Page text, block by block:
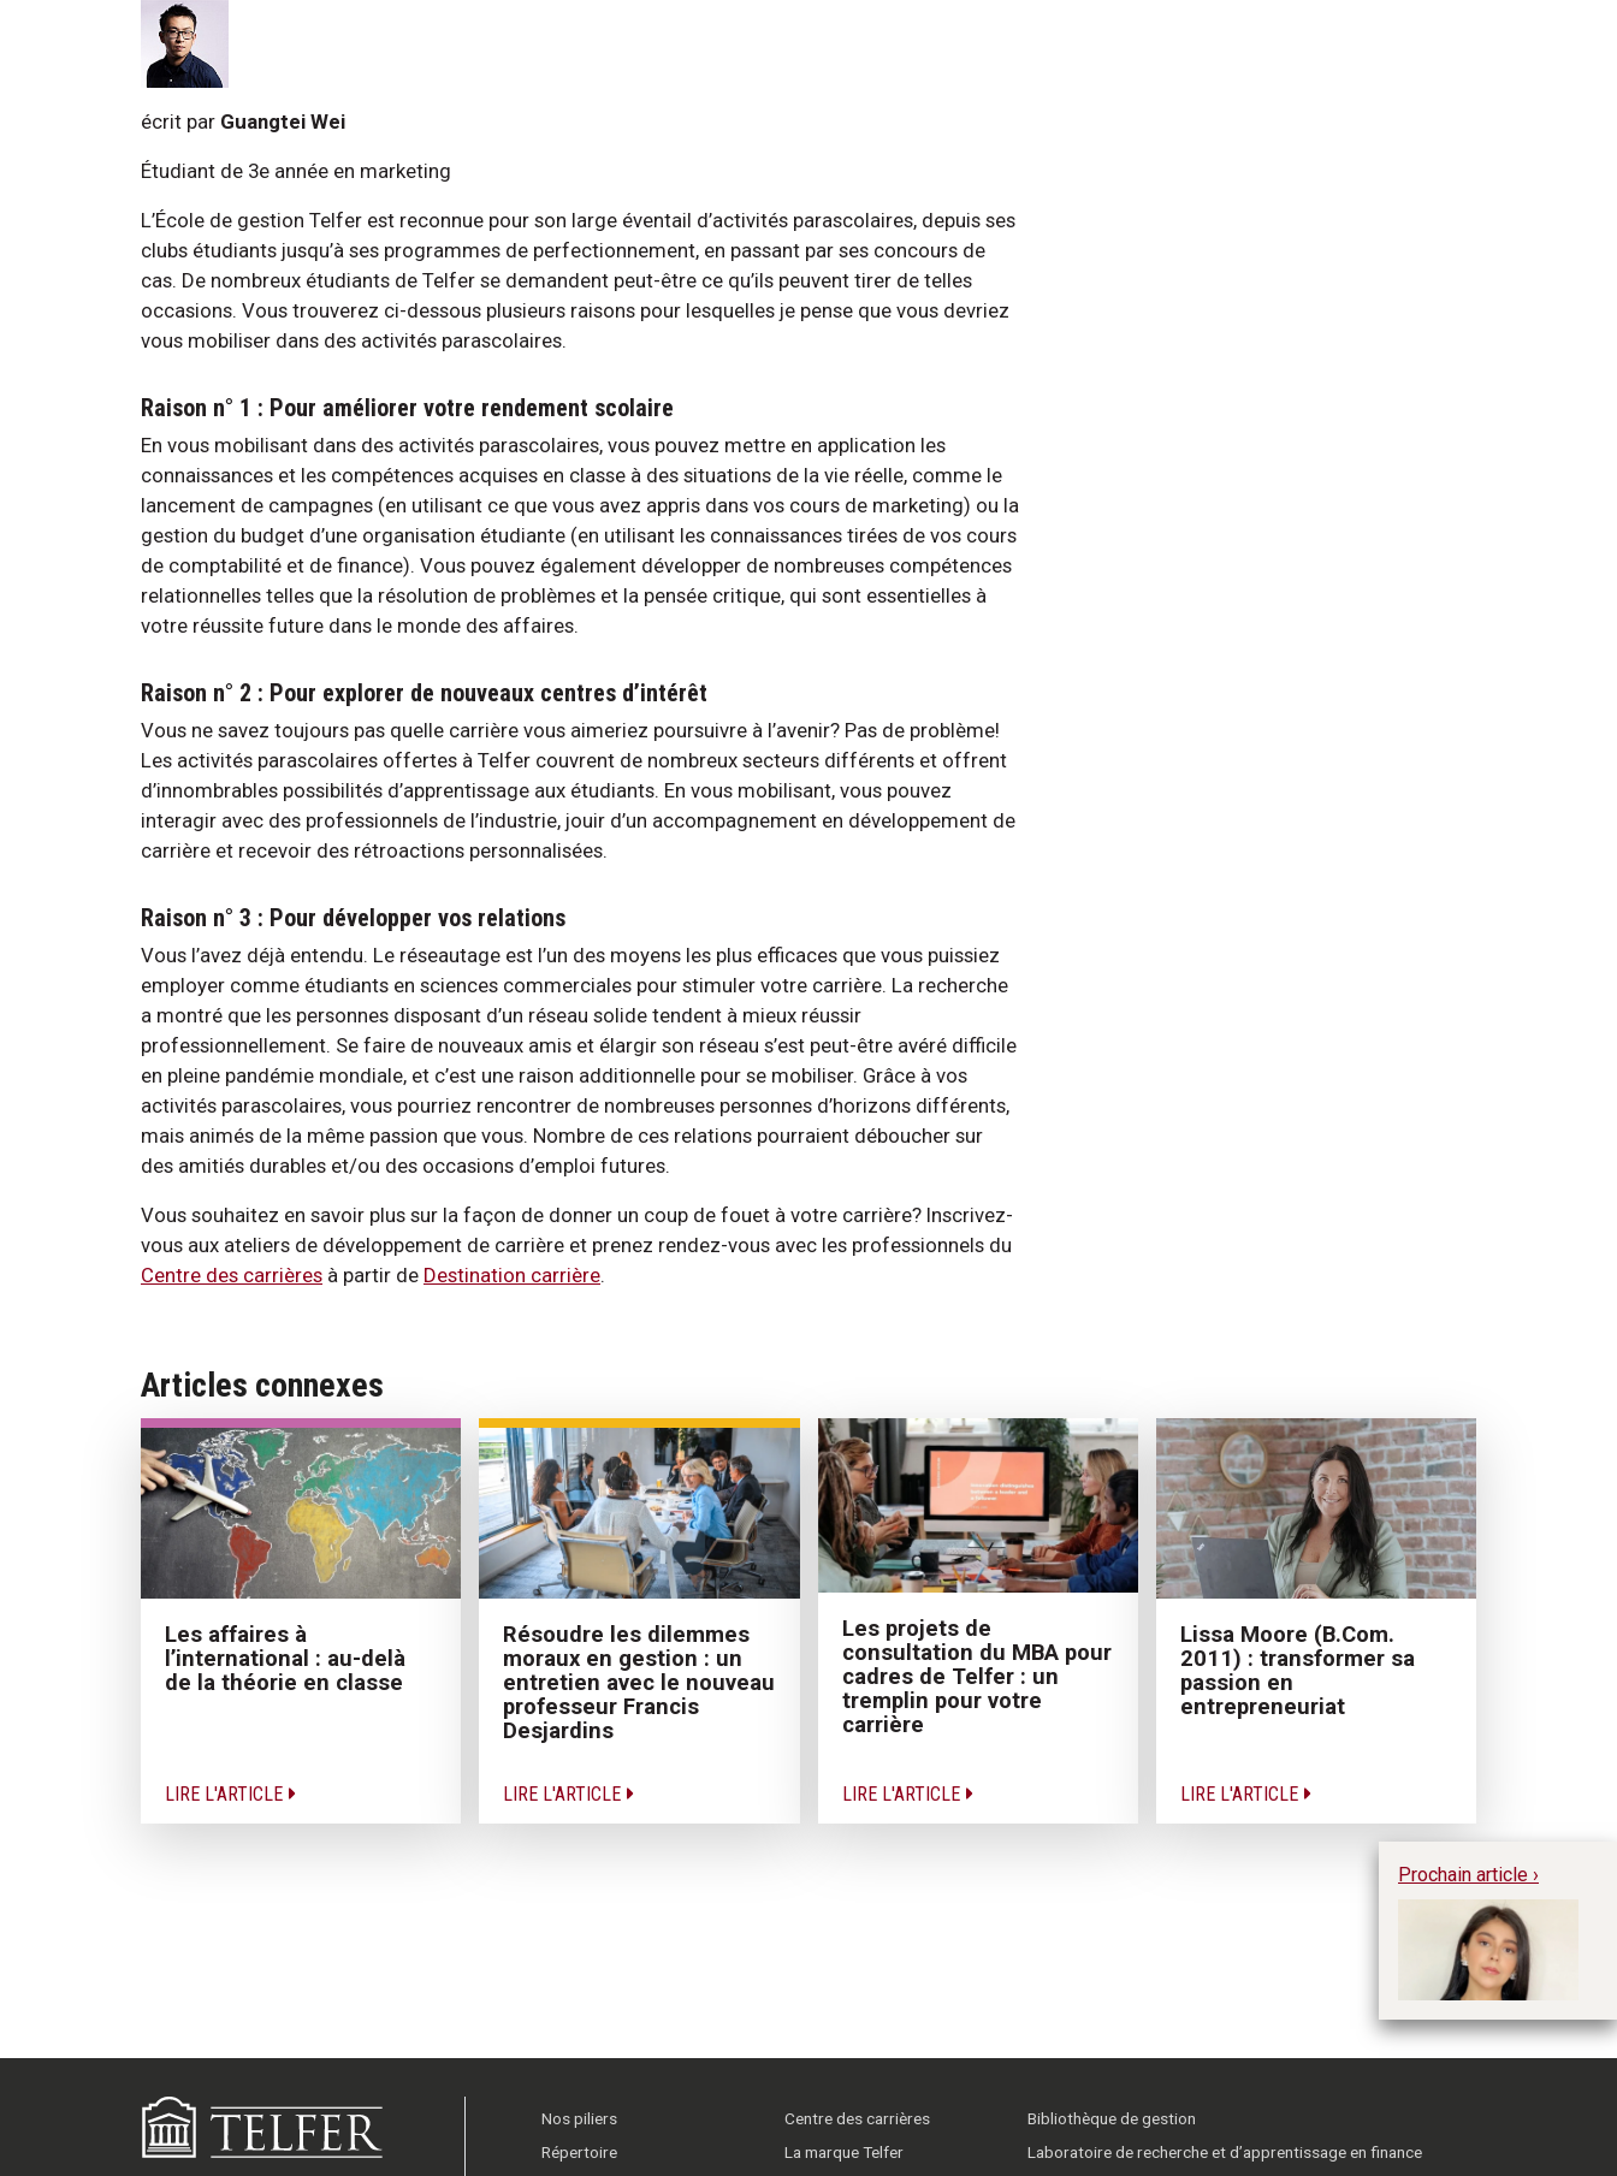
écrit par Guangtei Wei
Étudiant de 3e année en marketing
L’École de gestion Telfer est reconnue pour son large éventail d’activités parascolaires, depuis ses
clubs étudiants jusqu’à ses programmes de perfectionnement, en passant par ses concours de
cas. De nombreux étudiants de Telfer se demandent peut-être ce qu’ils peuvent tirer de telles
occasions. Vous trouverez ci-dessous plusieurs raisons pour lesquelles je pense que vous devriez
vous mobiliser dans des activités parascolaires.
Raison n° 1 : Pour améliorer votre rendement scolaire
En vous mobilisant dans des activités parascolaires, vous pouvez mettre en application les
connaissances et les compétences acquises en classe à des situations de la vie réelle, comme le
lancement de campagnes (en utilisant ce que vous avez appris dans vos cours de marketing) ou la
gestion du budget d’une organisation étudiante (en utilisant les connaissances tirées de vos cours
de comptabilité et de finance). Vous pouvez également développer de nombreuses compétences
relationnelles telles que la résolution de problèmes et la pensée critique, qui sont essentielles à
votre réussite future dans le monde des affaires.
Raison n° 2 : Pour explorer de nouveaux centres d’intérêt
Vous ne savez toujours pas quelle carrière vous aimeriez poursuivre à l’avenir? Pas de problème!
Les activités parascolaires offertes à Telfer couvrent de nombreux secteurs différents et offrent
d’innombrables possibilités d’apprentissage aux étudiants. En vous mobilisant, vous pouvez
interagir avec des professionnels de l’industrie, jouir d’un accompagnement en développement de
carrière et recevoir des rétroactions personnalisées.
Raison n° 3 : Pour développer vos relations
Vous l’avez déjà entendu. Le réseautage est l’un des moyens les plus efficaces que vous puissiez
employer comme étudiants en sciences commerciales pour stimuler votre carrière. La recherche
a montré que les personnes disposant d’un réseau solide tendent à mieux réussir
professionnellement. Se faire de nouveaux amis et élargir son réseau s’est peut-être avéré difficile
en pleine pandémie mondiale, et c’est une raison additionnelle pour se mobiliser. Grâce à vos
activités parascolaires, vous pourriez rencontrer de nombreuses personnes d’horizons différents,
mais animés de la même passion que vous. Nombre de ces relations pourraient déboucher sur
des amitiés durables et/ou des occasions d’emploi futures.
Vous souhaitez en savoir plus sur la façon de donner un coup de fouet à votre carrière? Inscrivez-
vous aux ateliers de développement de carrière et prenez rendez-vous avec les professionnels du
Centre des carrières à partir de Destination carrière.
Articles connexes
Les affaires à
l’international : au-delà
de la théorie en classe
LIRE L'ARTICLE
Résoudre les dilemmes
moraux en gestion : un
entretien avec le nouveau
professeur Francis
Desjardins
LIRE L'ARTICLE
Les projets de
consultation du MBA pour
cadres de Telfer : un
tremplin pour votre
carrière
LIRE L'ARTICLE
Lissa Moore (B.Com.
2011) : transformer sa
passion en
entrepreneuriat
LIRE L'ARTICLE
Prochain article ›
Nos piliers
Répertoire
Centre des carrières
La marque Telfer
Bibliothèque de gestion
Laboratoire de recherche et d’apprentissage en finance